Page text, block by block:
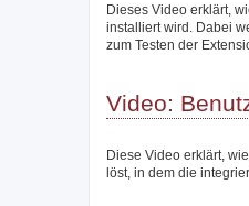
Dieses Video erklärt,
installiert wird. Dabei
zum Testen der
Video:
Diese Video erklärt,
löst, in dem die